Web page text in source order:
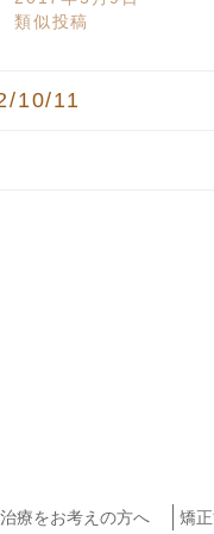
類似投稿
10/11
療をお考えの方へ 矯